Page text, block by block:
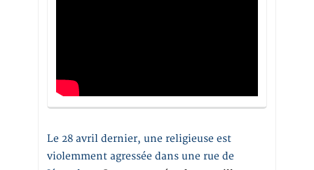
Le 28 avril dernier, une religieuse est
violemment agressée dans une rue de